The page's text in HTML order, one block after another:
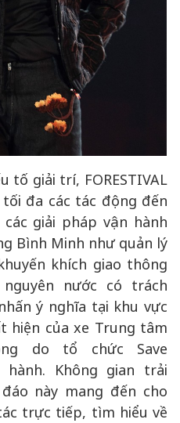
tố giải trí, FORESTIVAL
đa các tác động đến
giải pháp vận hành
Bình Minh như quản lý
khích giao thông
nước có trách
ý nghĩa tại khu vực
hiện của xe Trung tâm
do tổ chức Save
hành. Không gian trải
này mang đến cho
trực tiếp, tìm hiểu về